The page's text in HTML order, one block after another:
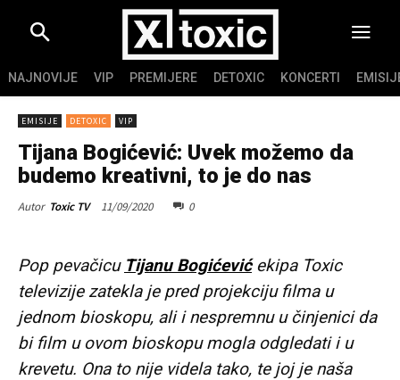
NAJNOVIJE VIP PREMIJERE DETOXIC KONCERTI
EMISIJE DETOXIC VIP
Tijana Bogićević: Uvek možemo da
budemo kreativni, to je do nas
Autor Toxic TV 11/09/2020 0
Pop pevačicu Tijanu Bogićevićekipa Toxic
televizije zatekla je pred projekciju filma u
jednom bioskopu, ali i nespremnu u činjenici da
bi film u ovom bioskopu mogla odgledati i u
krevetu. Ona to nije videla tako, te joj je naša